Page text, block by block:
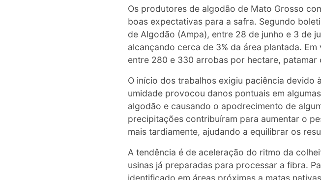
Os produtores de algodão de Mato Grosso
boas expectativas para a safra. Segundo
de Algodão (Ampa), entre 28 de junho e 3 de
alcançando cerca de 3% da área plantada.
entre 280 e 330 arrobas por hectare,
O início dos trabalhos exigiu paciência devido
umidade provocou danos pontuais em
algodão e causando o apodrecimento de
precipitações contribuíram para aumentar o
mais tardiamente, ajudando a equilibrar os
A tendência é de aceleração do ritmo da
usinas já preparadas para processar a fibra.
identificado em áreas próximas a matas